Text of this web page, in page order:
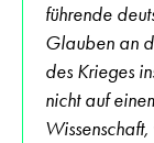
führende
Glauben an
des Krieges
nicht auf